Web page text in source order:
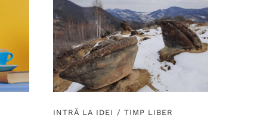
INTRĂ LA IDEI / TIMP LIBER